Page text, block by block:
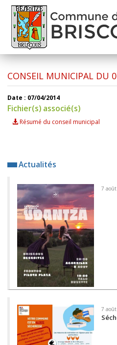
CONSEIL MUNICIPAL DU
Date : 07/04/2014
Fichier(s) associé(s)
Résumé du conseil municipal
Actualités
7
7